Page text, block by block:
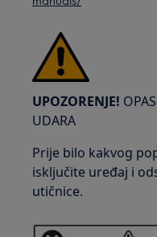
UPOZORENJE!
UDARA
Prije bilo kakvog
isključite uređaj i
utičnice.